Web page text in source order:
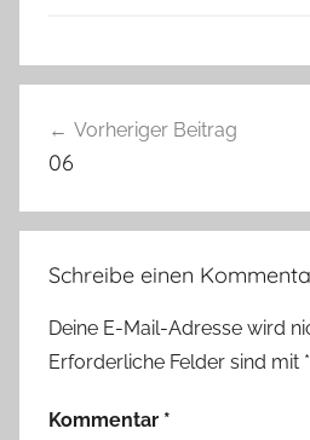
Vorheriger Beitrag
06
Schreibe einen
Deine E-Mail-Adresse wird
Erforderliche Felder sind mit *
Kommentar *